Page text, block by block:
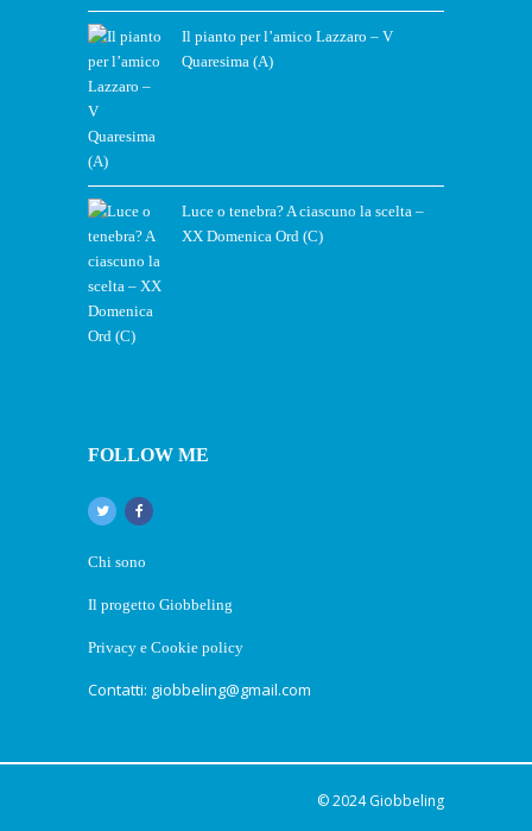
Il pianto per l’amico Lazzaro – V
Quaresima (A)
Luce o tenebra? A ciascuno la scelta –
XX Domenica Ord (C)
FOLLOW ME
Chi sono
Il progetto Giobbeling
Privacy e Cookie policy
Contatti: giobbeling@gmail.com
© 2024Giobbeling